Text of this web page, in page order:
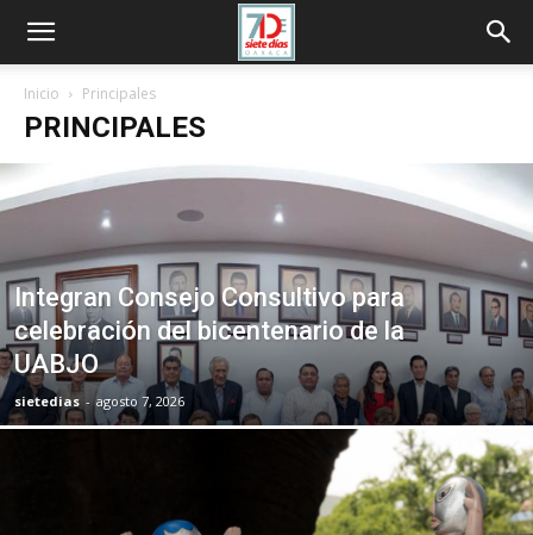
Inicio Principales
PRINCIPALES
Integran Consejo Consultivo para
celebración del bicentenario de la
UABJO
sietedias - agosto 7, 2026